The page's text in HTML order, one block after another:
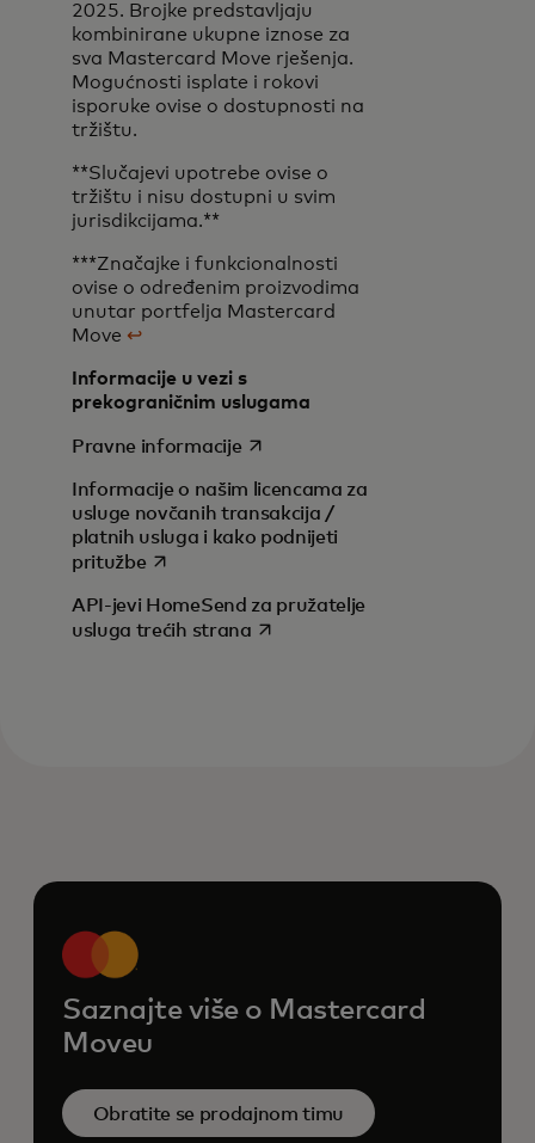
2025. Brojke predstavljaju
kombinirane ukupne iznose za
sva Mastercard Move rješenja.
Mogućnosti isplate i rokovi
isporuke ovise o dostupnosti na
tržištu.
**Slučajevi upotrebe ovise o
tržištu i nisu dostupni u svim
jurisdikcijama.**
***Značajke i funkcionalnosti
ovise o određenim proizvodima
unutar portfelja Mastercard
Move ↩
Informacije u vezi s
prekograničnim uslugama
Pravne informacijeopens in a new tab
Informacije o našim licencama za
usluge novčanih transakcija /
platnih usluga i kako podnijeti
pritužbeopens in a new tab
API-jevi HomeSend za pružatelje
usluga trećih stranaopens in a new tab
Saznajte više o Mastercard
Moveu
Obratite se prodajnom timu